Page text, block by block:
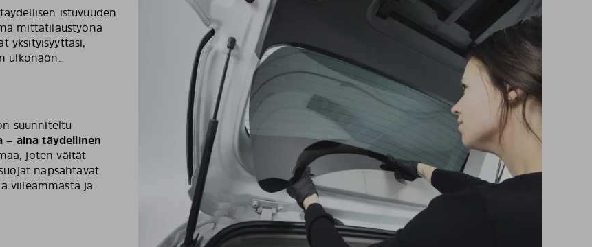
istuvuuden
mittatilaustyönä
yksityisyyttäsi,
ulkonäön.
suunniteltu
– aina täydellinen
joten vältät
napsahtavat
viileämmästä ja